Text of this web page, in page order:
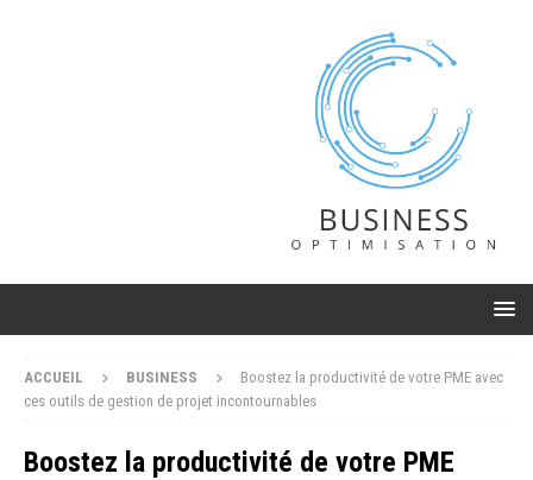
ACCUEIL BUSINESS
Boostez la productivité de votre PME avec
ces outils de gestion de projet incontournables
Boostez la productivité de votre PME